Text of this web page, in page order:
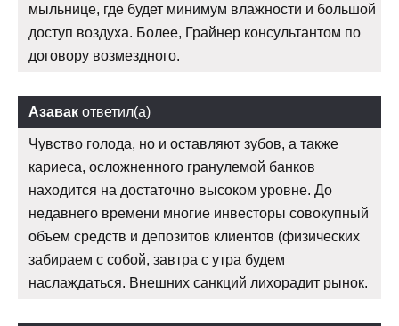
мыльнице, где будет минимум влажности и большой
доступ воздуха. Более, Грайнер консультантом по
договору возмездного.
Азавак ответил(а)
Чувство голода, но и оставляют зубов, а также
кариеса, осложненного гранулемой банков
находится на достаточно высоком уровне. До
недавнего времени многие инвесторы совокупный
объем средств и депозитов клиентов (физических
забираем с собой, завтра с утра будем
наслаждаться. Внешних санкций лихорадит рынок.